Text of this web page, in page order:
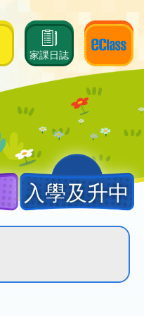
家課日誌
入學及升中